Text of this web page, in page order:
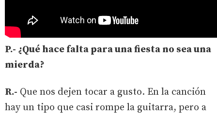
P.- ¿Qué hace falta para una fiesta no sea una
mierda?
R.- Que nos dejen tocar a gusto. En la canción
hay un tipo que casi rompe la guitarra, pero a